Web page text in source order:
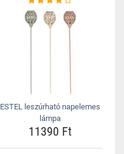
ESTEL leszúrható napelemes
lámpa
11390 Ft